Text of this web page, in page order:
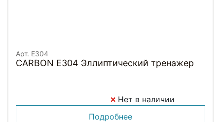
Арт. E304
CARBON E304 Эллиптический тренажер
Нет в наличии
Подробнее